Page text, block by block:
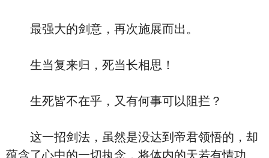
最强大的剑意，再次施展而出。
生当复来归，死当长相思！
生死皆不在乎，又有何事可以阻拦？
这一招剑法，虽然是没达到帝君领悟的，却
蕴含了心中的一切执念，将体内的天若有情功